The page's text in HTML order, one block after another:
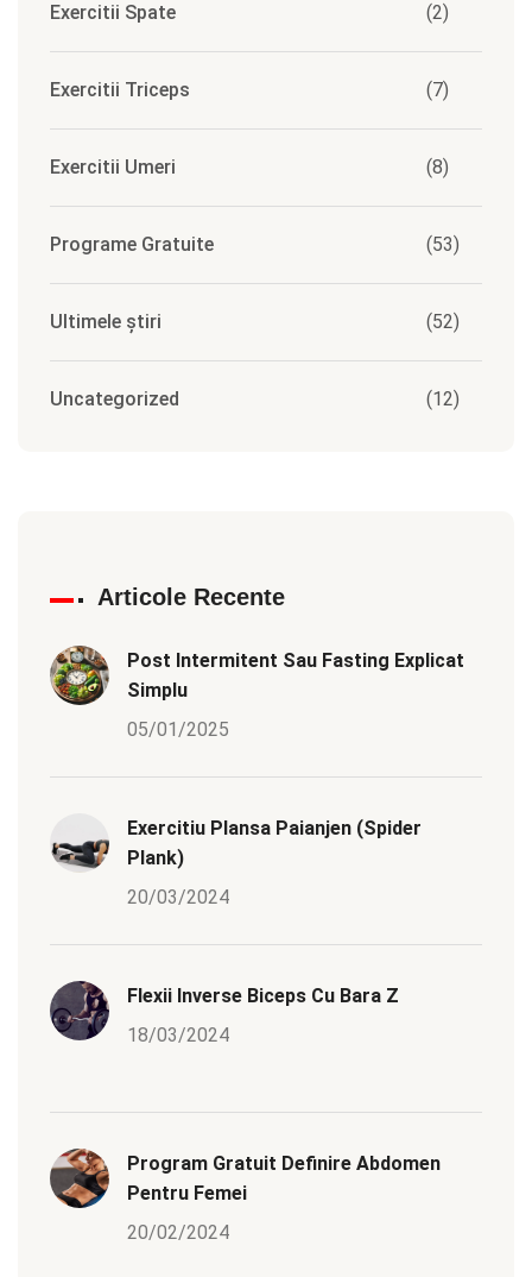
Exercitii Spate (2)
Exercitii Triceps (7)
Exercitii Umeri (8)
Programe Gratuite (53)
Ultimele știri (52)
Uncategorized (12)
Articole Recente
Post Intermitent Sau Fasting Explicat
Simplu
05/01/2025
Exercitiu Plansa Paianjen (Spider
Plank)
20/03/2024
Flexii Inverse Biceps Cu Bara Z
18/03/2024
Program Gratuit Definire Abdomen
Pentru Femei
20/02/2024